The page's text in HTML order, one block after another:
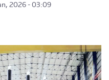
2026 - 03:09